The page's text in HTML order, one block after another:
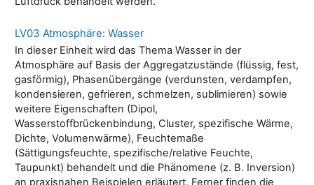
LV03 Atmosphäre: Wasser
In dieser Einheit wird das Thema Wasser in der
Atmosphäre auf Basis der Aggregatzustände (flüssig, fest,
gasförmig), Phasenübergänge (verdunsten, verdampfen,
kondensieren, gefrieren, schmelzen, sublimieren) sowie
weitere Eigenschaften (Dipol,
Wasserstoffbrückenbindung, Cluster, spezifische Wärme,
Dichte, Volumenwärme), Feuchtemaße
(Sättigungsfeuchte, spezifische/relative Feuchte,
Taupunkt) behandelt und die Phänomene (z. B. Inversion)
an praxisnahen Beispielen erläutert. Ferner finden die